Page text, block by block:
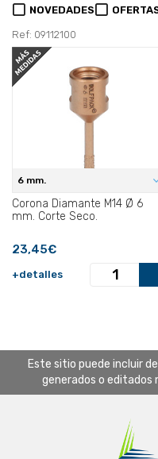
NOVEDADES
Ref: 09112100
6 mm.
Corona Diamante M14 Ø 6
mm. Corte Seco.
23,45€
+detalles
Este sitio puede incluir
generados o